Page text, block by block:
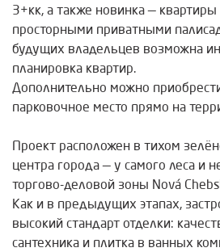
3+кк, а также новинка —
просторными приватными
будущих владельцев возможна
планировка квартир.
Дополнительно можно
парковочное место прямо на
Проект расположен в тихом
центра города — у самого леса и
торгово-деловой зоны Nová
Как и в предыдущих этапах,
высокий стандарт отделки:
сантехника и плитка в ванных